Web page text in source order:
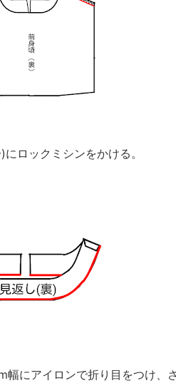
ロックミシンをかける。
にアイロンで折り目をつけ、